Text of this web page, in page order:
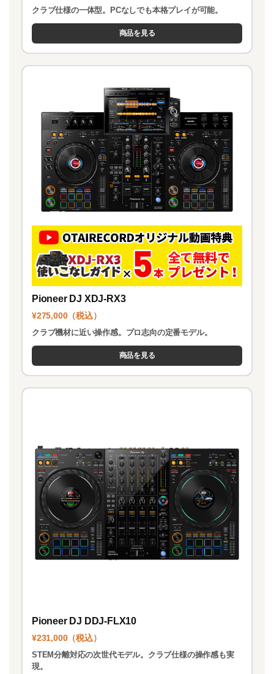
クラブ仕様の一体型。PCなしでも本格プレイが可能。
商品を見る
Pioneer DJ XDJ-RX3
¥275,000（税込）
クラブ機材に近い操作感。プロ志向の定番モデル。
商品を見る
Pioneer DJ DDJ-FLX10
¥231,000（税込）
STEM分離対応の次世代モデル。クラブ仕様の操作感も実
現。